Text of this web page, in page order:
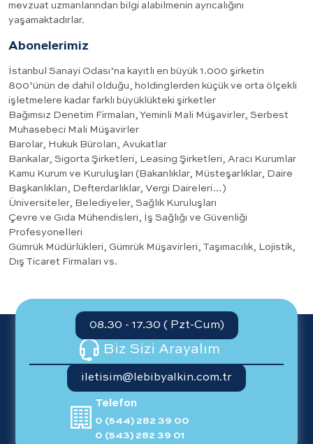
mevzuat uzmanlarından bilgi alabilmenin ayrıcalığını
yaşamaktadırlar.
Abonelerimiz
İstanbul Sanayi Odası’na kayıtlı en büyük 1.000 şirketin
800’ünün de dahil olduğu, holdinglerden küçük ve orta ölçekli
işletmelere kadar farklı büyüklükteki şirketler
Bağımsız Denetim Firmaları, Yeminli Mali Müşavirler, Serbest
Muhasebeci Mali Müşavirler
Barolar, Hukuk Büroları, Avukatlar
Bankalar, Sigorta Şirketleri, Leasing Şirketleri, Aracı Kurumlar
Kamu Kurum ve Kuruluşları (Bakanlıklar, Müsteşarlıklar, Daire
Başkanlıkları, Defterdarlıklar, Vergi Daireleri…)
Üniversiteler, Belediyeler, Sağlık Kuruluşları
Çevre ve Gıda Mühendisleri, İş Sağlığı ve Güvenliği
Profesyonelleri
Gümrük Müdürlükleri, Gümrük Müşavirleri, Taşımacılık, Lojistik,
Dış Ticaret Firmaları vs.
08.30 - 17.30 ( Pzt-Cum)
Biz Sizi Arayalım
iletisim@lebibyalkin.com.tr
Telefon
0 (544) 282 39 00
0 (543) 282 39 01